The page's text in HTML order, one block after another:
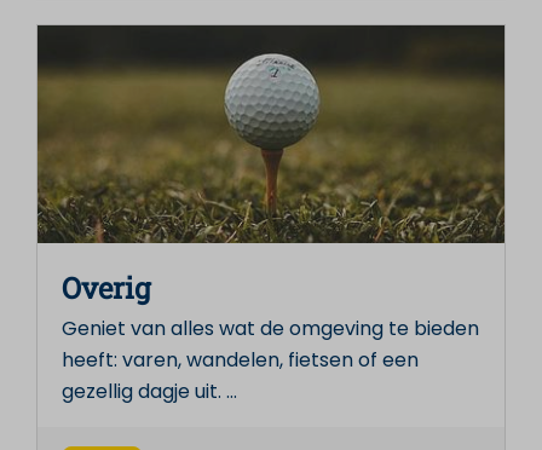
Overig
Geniet van alles wat de omgeving te bieden
heeft: varen, wandelen, fietsen of een
gezellig dagje uit.…